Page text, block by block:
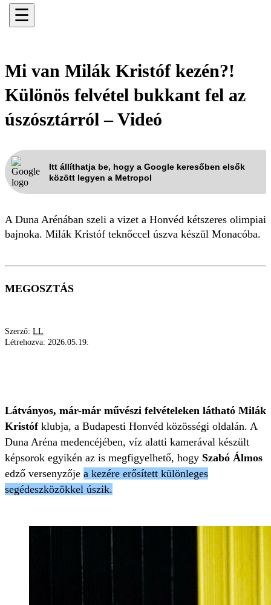
☰
Mi van Milák Kristóf kezén?!
Különös felvétel bukkant fel az
úszósztárról – Videó
Itt állíthatja be, hogy a Google keresőben elsők
között legyen a Metropol
A Duna Arénában szeli a vizet a Honvéd kétszeres olimpiai
bajnoka. Milák Kristóf teknőccel úszva készül Monacóba.
MEGOSZTÁS
Szerző: LL
Létrehozva: 2026.05.19.
Látványos, már-már művészi felvételeken látható Milák
Kristófklubja, a Budapesti Honvéd közösségi oldalán. A
Duna Aréna medencéjében, víz alatti kamerával készült
képsorok egyikén az is megfigyelhető, hogy Szabó Álmos
edző versenyzője a kezére erősített különleges
segédeszközökkel úszik.